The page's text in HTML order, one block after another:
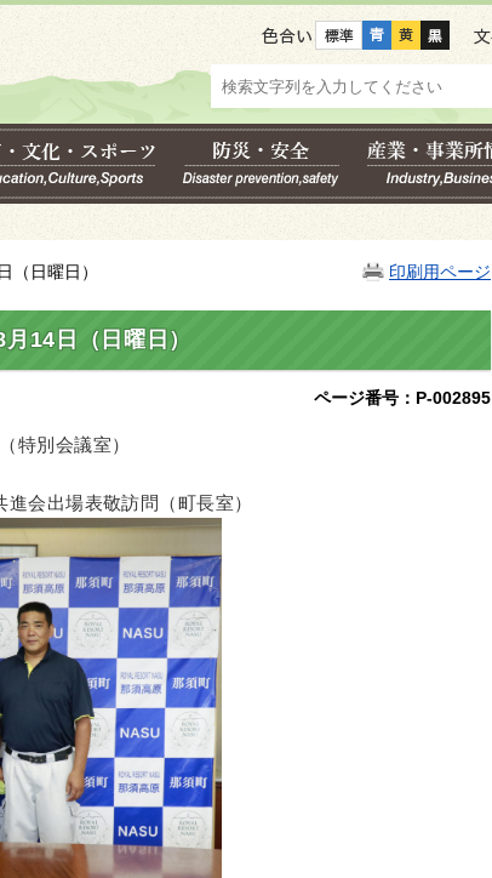
色合い
印刷用ページ
日曜日）
14日（日曜日）
ページ番号：P-002895
特別会議室）
会出場表敬訪問（町長室）